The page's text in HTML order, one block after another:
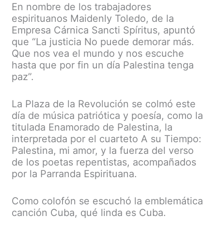
En nombre de los trabajadores
espirituanos Maidenly Toledo, de la
Empresa Cárnica Sancti Spíritus, apuntó
que “La justicia No puede demorar más.
Que nos vea el mundo y nos escuche
hasta que por fin un día Palestina tenga
paz”.
La Plaza de la Revolución se colmó este
día de música patriótica y poesía, como la
titulada Enamorado de Palestina, la
interpretada por el cuarteto A su Tiempo:
Palestina, mi amor, y la fuerza del verso
de los poetas repentistas, acompañados
por la Parranda Espirituana.
Como colofón se escuchó la emblemática
canción Cuba, qué linda es Cuba.